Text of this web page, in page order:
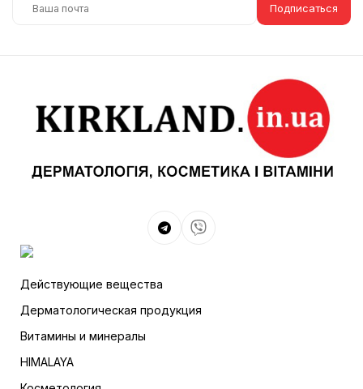
Подписаться
Действующие вещества
Дерматологическая продукция
Витамины и минералы
HIMALAYA